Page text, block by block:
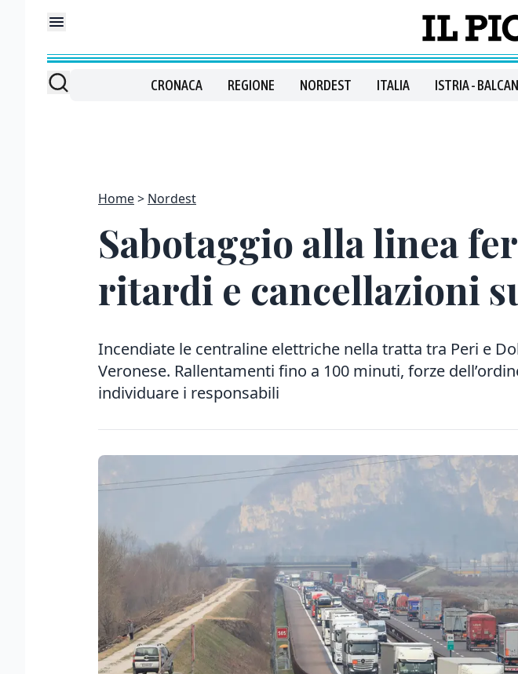
CRONACA REGIONE NORDEST ITALIA ISTRIA -
Home Nordest
Sabotaggio alla linea
ritardi e cancellazioni
Incendiate le centraline elettriche nella tratta tra Peri e
Veronese. Rallentamenti fino a 100 minuti, forze
individuare i responsabili